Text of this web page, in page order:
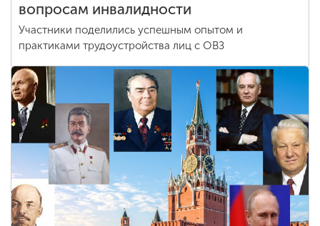
вопросам инвалидности
Участники поделились успешным опытом и
практиками трудоустройства лиц с ОВЗ